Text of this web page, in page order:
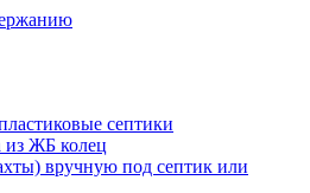
септики
из ЖБ колец
вручную под септик или